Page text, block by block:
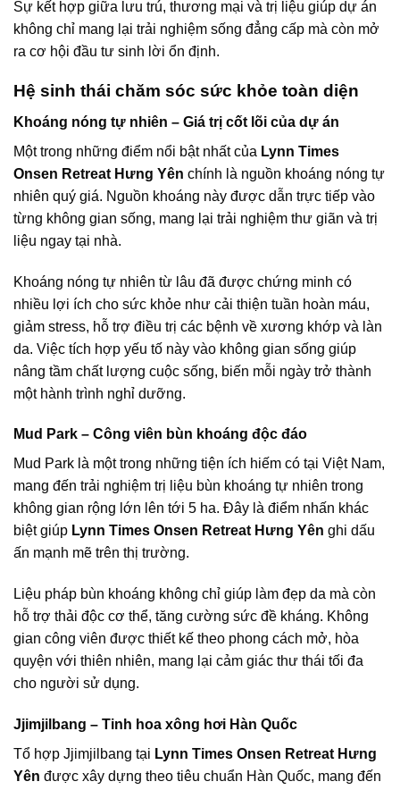
Sự kết hợp giữa lưu trú, thương mại và trị liệu giúp dự án
không chỉ mang lại trải nghiệm sống đẳng cấp mà còn mở
ra cơ hội đầu tư sinh lời ổn định.
Hệ sinh thái chăm sóc sức khỏe toàn diện
Khoáng nóng tự nhiên – Giá trị cốt lõi của dự án
Một trong những điểm nổi bật nhất của Lynn Times
Onsen Retreat Hưng Yên chính là nguồn khoáng nóng tự
nhiên quý giá. Nguồn khoáng này được dẫn trực tiếp vào
từng không gian sống, mang lại trải nghiệm thư giãn và trị
liệu ngay tại nhà.
Khoáng nóng tự nhiên từ lâu đã được chứng minh có
nhiều lợi ích cho sức khỏe như cải thiện tuần hoàn máu,
giảm stress, hỗ trợ điều trị các bệnh về xương khớp và làn
da. Việc tích hợp yếu tố này vào không gian sống giúp
nâng tầm chất lượng cuộc sống, biến mỗi ngày trở thành
một hành trình nghỉ dưỡng.
Mud Park – Công viên bùn khoáng độc đáo
Mud Park là một trong những tiện ích hiếm có tại Việt Nam,
mang đến trải nghiệm trị liệu bùn khoáng tự nhiên trong
không gian rộng lớn lên tới 5 ha. Đây là điểm nhấn khác
biệt giúp Lynn Times Onsen Retreat Hưng Yên ghi dấu
ấn mạnh mẽ trên thị trường.
Liệu pháp bùn khoáng không chỉ giúp làm đẹp da mà còn
hỗ trợ thải độc cơ thể, tăng cường sức đề kháng. Không
gian công viên được thiết kế theo phong cách mở, hòa
quyện với thiên nhiên, mang lại cảm giác thư thái tối đa
cho người sử dụng.
Jjimjilbang – Tinh hoa xông hơi Hàn Quốc
Tổ hợp Jjimjilbang tại Lynn Times Onsen Retreat Hưng
Yên được xây dựng theo tiêu chuẩn Hàn Quốc, mang đến